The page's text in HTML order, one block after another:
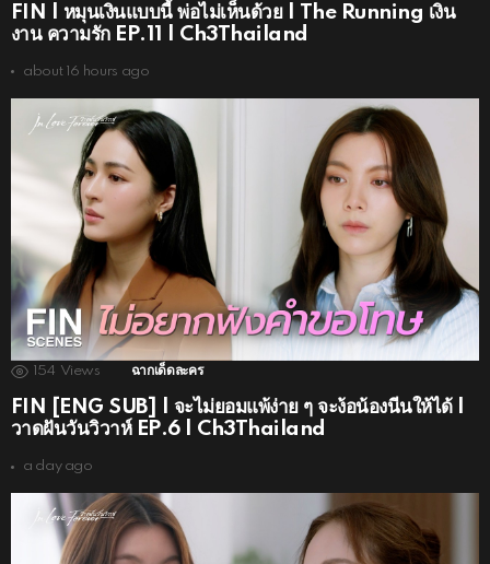
FIN | หมุนเงินแบบนี้ พ่อไม่เห็นด้วย | The Running เงิน
งาน ความรัก EP.11 | Ch3Thailand
about 16 hours ago
154 Views ฉากเด็ดละคร
FIN [ENG SUB] | จะไม่ยอมแพ้ง่าย ๆ จะง้อน้องนีนให้ได้ |
วาดฝันวันวิวาห์ EP.6 | Ch3Thailand
a day ago